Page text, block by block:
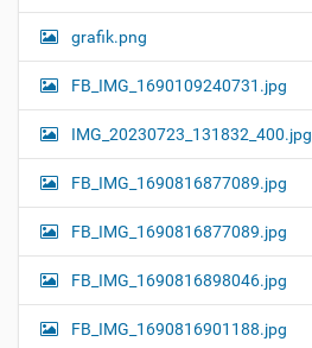
grafik.png
FB_IMG_1690109240731.jpg
IMG_20230723_131832_400.jpg
FB_IMG_1690816877089.jpg
FB_IMG_1690816877089.jpg
FB_IMG_1690816898046.jpg
FB_IMG_1690816901188.jpg